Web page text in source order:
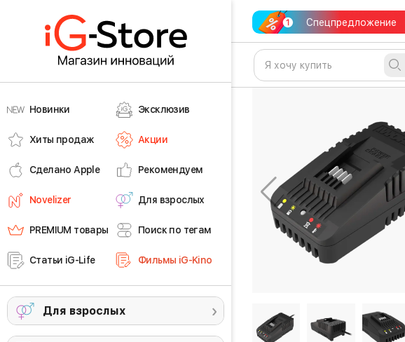
Новинки Эксклюзив
Хиты продаж Акции
Сделано Apple Рекомендуем
Novelizer Для взрослых
PREMIUM товары Поиск по тегам
Статьи iG-Life Фильмы iG-Kino
Для взрослых
Спецпредложение